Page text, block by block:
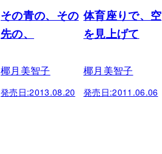
その青の、その
先の、
椰月美智子
発売日:2013.08.20
体育座りで、空
を見上げて
椰月美智子
発売日:2011.06.06